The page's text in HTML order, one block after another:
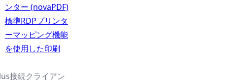
ンター (novaPDF)
標準RDPプリンタ
ーマッピング機能
を使用した印刷
接続クライアン